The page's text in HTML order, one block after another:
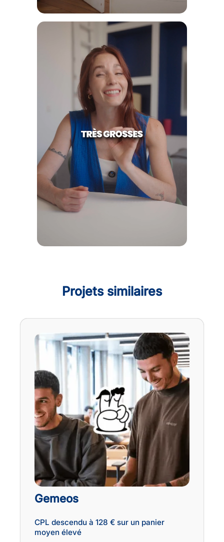
Projets similaires
Gemeos
CPL descendu à 128 € sur un panier
moyen élevé